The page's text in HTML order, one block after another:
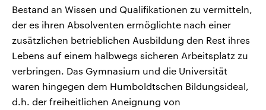
Bestand an Wissen und Qualifikationen zu vermitteln,
der es ihren Absolventen ermöglichte nach einer
zusätzlichen betrieblichen Ausbildung den Rest ihres
Lebens auf einem halbwegs sicheren Arbeitsplatz zu
verbringen. Das Gymnasium und die Universität
waren hingegen dem Humboldtschen Bildungsideal,
d.h. der freiheitlichen Aneignung von